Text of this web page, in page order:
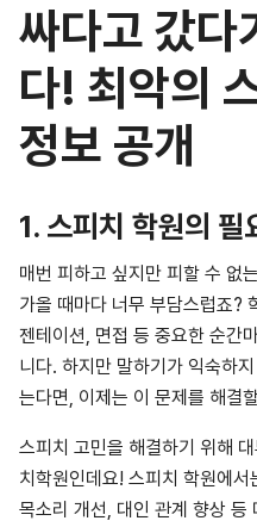
싸다고 갔다
다! 최악의
정보 공개
1. 스피치 학원의 필
매번 피하고 싶지만 피할 수 없
가올 때마다 너무 부담스럽죠?
젠테이션, 면접 등 중요한 순간
니다. 하지만 말하기가 익숙하
는다면, 이제는 이 문제를 해결
스피치 고민을 해결하기 위해
치학원인데요! 스피치 학원에서
목소리 개선, 대인 관계 향상 등